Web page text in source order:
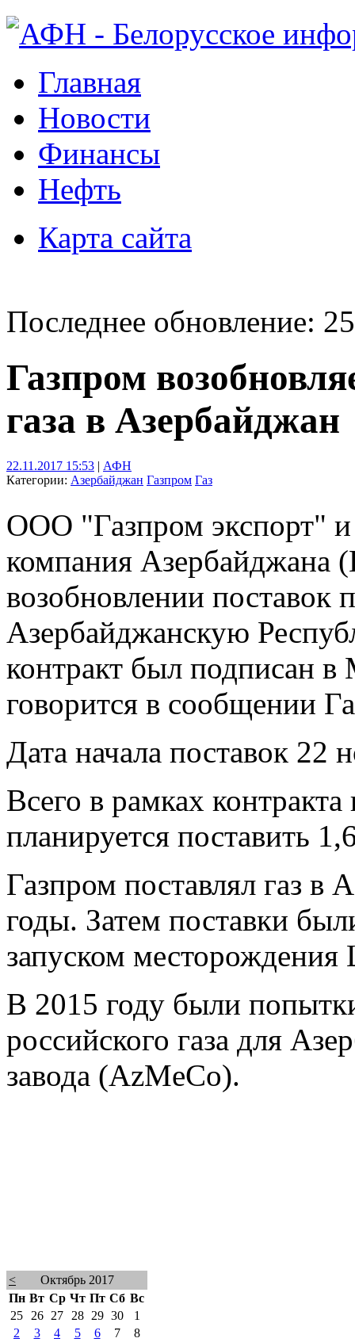
Главная
Новости
Финансы
Нефть
Карта сайта
Последнее обновление:
Газпром
газа в Азербайджан
22.11.2017 15:53 | АФН
Категории: Азербайджан Газпром Газ
ООО "Газпром экспорт" и
компания Азербайджана
возобновлении поставок
Азербайджанскую
контракт был подписан в
говорится в сообщении
Дата начала поставок 22
Всего в рамках
планируется поставить
Газпром поставлял газ в
годы. Затем поставки
запуском
В 2015 году были
российского газа для
завода (AzMeCo).
<
Октябрь 2017
Пн Вт Ср Чт Пт Сб Вс
25
26 27 28 29 30
1
2
3 4 5 6 7
8